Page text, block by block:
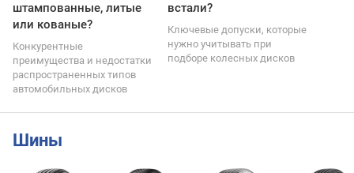
штампованные, литые
или кованые?
Конкурентные
преимущества и недостатки
распространенных типов
автомобильных дисков
встали?
Ключевые допуски, которые
нужно учитывать при
подборе колесных дисков
Шины